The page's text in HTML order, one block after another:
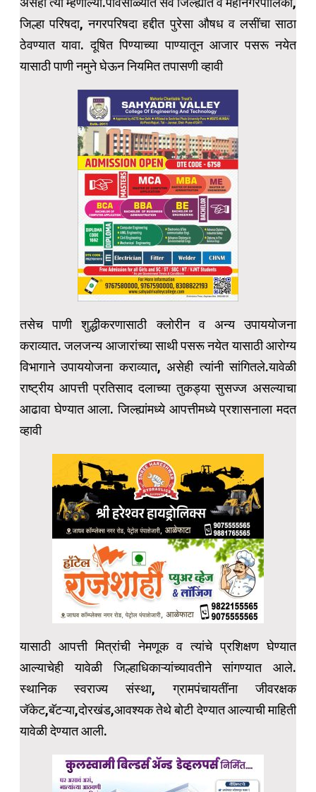
जिल्हा परिषदा, नगरपरिषदा हद्दीत पुरेसा औषध व लसींचा साठा
ठेवण्यात यावा. दूषित पिण्याच्या पाण्यातून आजार पसरू नयेत
यासाठी पाणी नमुने घेऊन नियमित तपासणी व्हावी
तसेच पाणी शुद्धीकरणासाठी क्लोरीन व अन्य उपाययोजना
कराव्यात. जलजन्य आजारांच्या साथी पसरू नयेत यासाठी आरोग्य
विभागाने उपाययोजना कराव्यात, असेही त्यांनी सांगितले.यावेळी
राष्ट्रीय आपत्ती प्रतिसाद दलाच्या तुकड्या सुसज्ज असल्याचा
आढावा घेण्यात आला. जिल्ह्यांमध्ये आपत्तीमध्ये प्रशासनाला मदत
व्हावी
यासाठी आपत्ती मित्रांची नेमणूक व त्यांचे प्रशिक्षण घेण्यात
आल्याचेही यावेळी जिल्हाधिकाऱ्यांच्यावतीने सांगण्यात आले.
स्थानिक स्वराज्य संस्था, ग्रामपंचायतींना जीवरक्षक
जॅकेट,बॅटऱ्या,दोरखंड,आवश्यक तेथे बोटी देण्यात आल्याची माहिती
यावेळी देण्यात आली.